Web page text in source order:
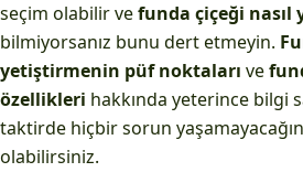
seçim olabilir vefunda çiçeği
bilmiyorsanız bunu dert etmeyin.
yetiştirmenin püf noktaları ve
özellikleri hakkında yeterince bilgi
taktirde hiçbir sorun
olabilirsiniz.